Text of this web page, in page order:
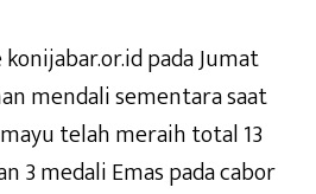
pada Jumat
mendali sementara saat
telah meraih total 13
3 medali Emas pada cabor